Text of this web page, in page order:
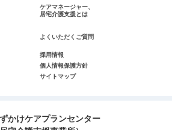
ケアマネージャー、
居宅介護支援とは
よくいただくご質問
採用情報
個人情報保護方針
サイトマップ
かけケアプランセンター